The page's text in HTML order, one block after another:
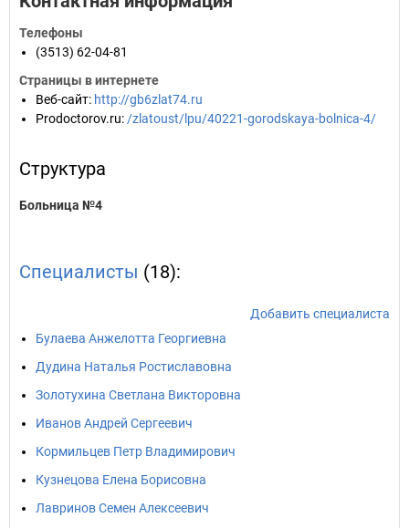
Телефоны
(3513) 62-04-81
Страницы в интернете
Веб-сайт: http://gb6zlat74.ru
Prodoctorov.ru: /zlatoust/lpu/40221-gorodskaya-bolnica-4/
Структура
Больница №4
Специалисты (18):
Добавить специалиста
Булаева Анжелотта Георгиевна
Дудина Наталья Ростиславовна
Золотухина Светлана Викторовна
Иванов Андрей Сергеевич
Кормильцев Петр Владимирович
Кузнецова Елена Борисовна
Лавринов Семен Алексеевич